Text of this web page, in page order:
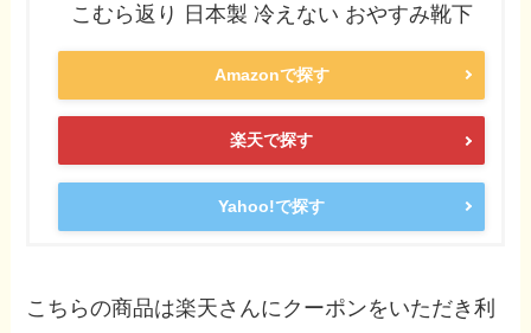
こむら返り 日本製 冷えない おやすみ靴下
Amazonで探す
楽天で探す
Yahoo!で探す
こちらの商品は楽天さんにクーポンをいただき利